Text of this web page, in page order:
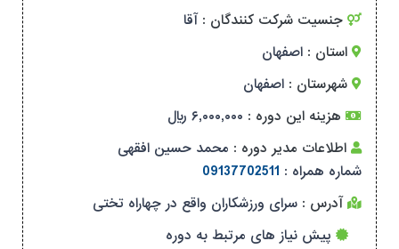
جنسیت شرکت کنندگان : آقا
استان : اصفهان
شهرستان : اصفهان
هزینه این دوره : ۶,۰۰۰,۰۰۰ ریال
اطلاعات مدیر دوره : محمد حسین افقهی
شماره همراه : 09137702511
آدرس : سرای ورزشکاران واقع در چهاراه تختی
پیش نیاز های مرتبط به دوره